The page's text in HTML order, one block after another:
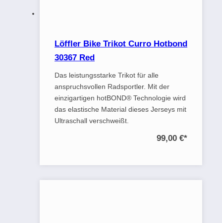
Löffler Bike Trikot Curro Hotbond
30367 Red
Das leistungsstarke Trikot für alle
anspruchsvollen Radsportler. Mit der
einzigartigen hotBOND® Technologie wird
das elastische Material dieses Jerseys mit
Ultraschall verschweißt.
99,00 €*